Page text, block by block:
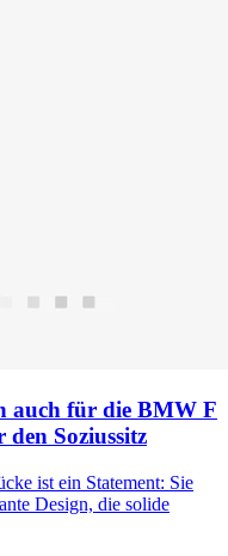
auch für die BMW F
Soziussitz
ist ein Statement: Sie
Design, die solide